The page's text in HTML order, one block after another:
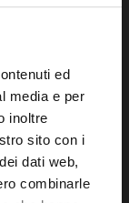
ed
media e per
inoltre
sito con i
dati web,
combinarle